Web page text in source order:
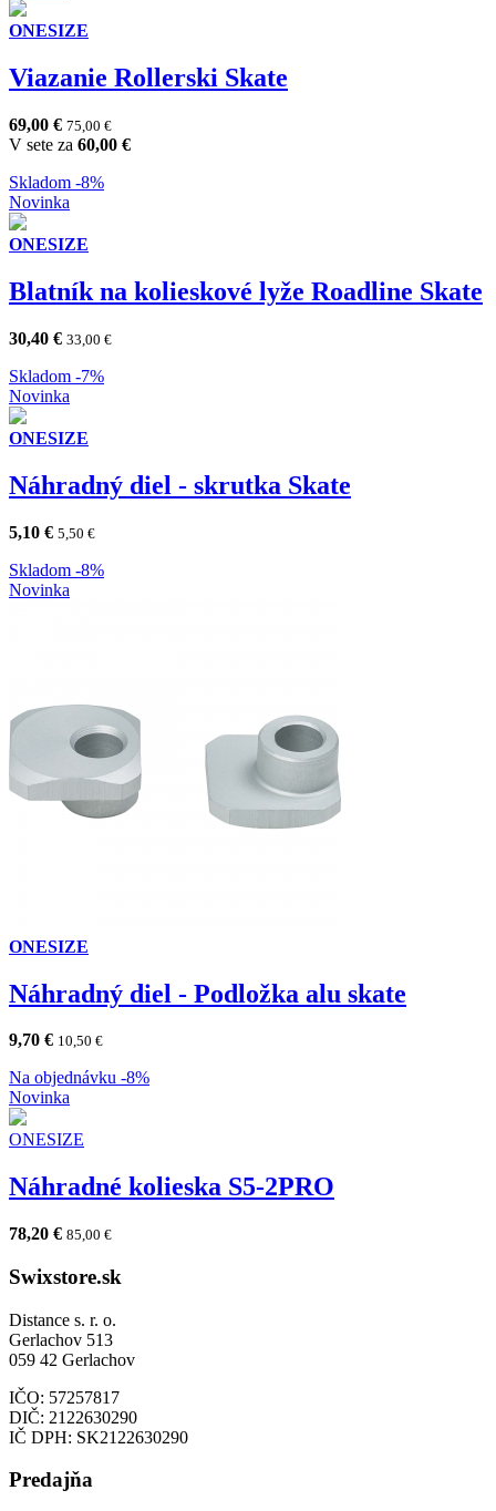
ONESIZE
Viazanie Rollerski Skate
69,00 € 75,00 €
V sete za 60,00 €
Skladom -8%
Novinka
ONESIZE
Blatník na kolieskové lyže Roadline Skate
30,40 € 33,00 €
Skladom -7%
Novinka
ONESIZE
Náhradný diel - skrutka Skate
5,10 € 5,50 €
Skladom -8%
Novinka
ONESIZE
Náhradný diel - Podložka alu skate
9,70 € 10,50 €
Na objednávku -8%
Novinka
ONESIZE
Náhradné kolieska S5-2PRO
78,20 € 85,00 €
Swixstore.sk
Distance s. r. o.
Gerlachov 513
059 42 Gerlachov
IČO: 57257817
DIČ: 2122630290
IČ DPH: SK2122630290
Predajňa